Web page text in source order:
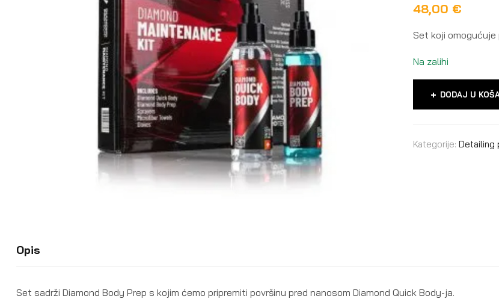
48,00 €
Set koji omogućuje
Na zalihi
DODAJ U
Kategorije: Detailing
Opis
Set sadrži Diamond Body Prep s kojim ćemo pripremiti površinu pred nanosom Diamond Quick Body-ja.